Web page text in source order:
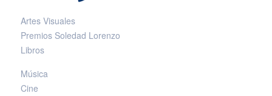
Artes Visuales
Premios Soledad Lorenzo
Libros
Música
Cine